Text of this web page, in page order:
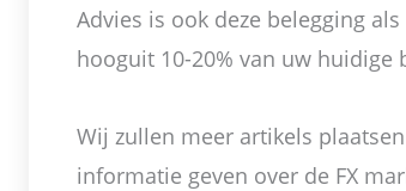
Advies is ook deze belegging
hooguit 10-20% van uw
Wij zullen meer artikels
informatie geven over de FX